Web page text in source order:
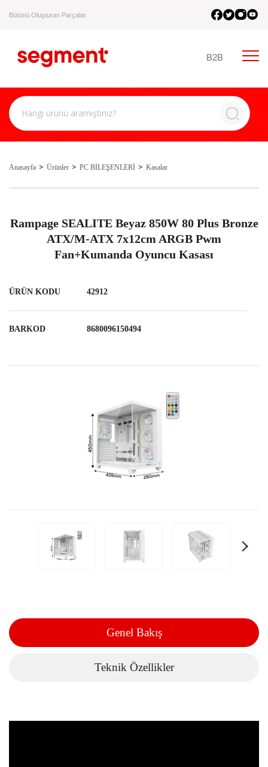
Bütünü Oluşturan Parçalar.
B2B
Anasayfa Ürünler PC BİLEŞENLERİ Kasalar
Rampage SEALITE Beyaz 850W 80 Plus Bronze
ATX/M-ATX 7x12cm ARGB Pwm
Fan+Kumanda Oyuncu Kasası
ÜRÜN KODU 42912
BARKOD 8680096150494
Genel Bakış
Teknik Özellikler